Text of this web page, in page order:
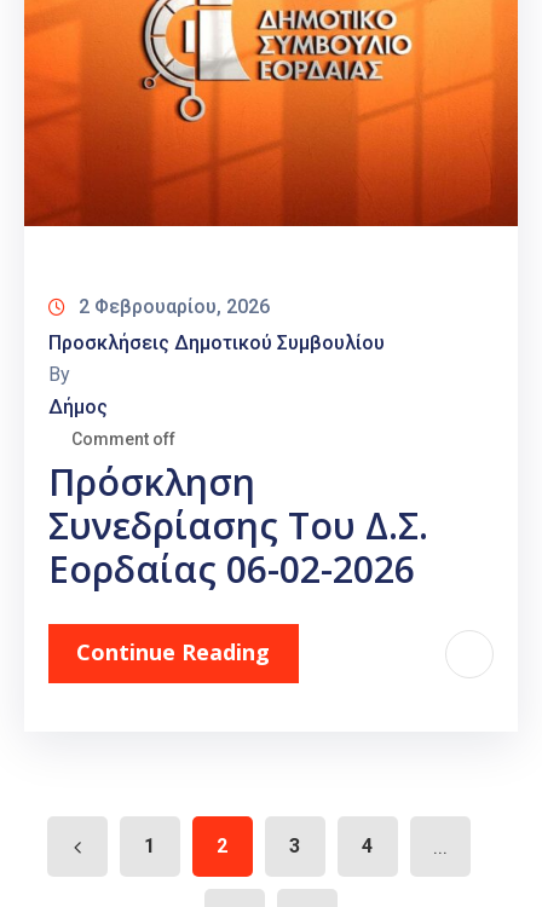
2 Φεβρουαρίου, 2026
Προσκλήσεις Δημοτικού Συμβουλίου
By
Δήμος
Comment off
Πρόσκληση
Συνεδρίασης Του Δ.Σ.
Εορδαίας 06-02-2026
Continue Reading
1 2 3 4 ...